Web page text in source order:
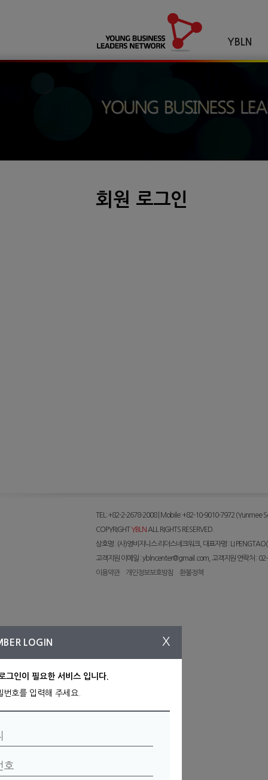
YBLN
회원 로그인
TEL: +82-2-2678-2008 | Mobile: +82-10-9010-7972 (Yunmee
COPYRIGHTYBLN ALL RIGHTS RESERVED.
상호명 : (사)영비지니스 리더스네크워크, 대표자명 : LI
고객지원 이메일 : yblncenter@gmail.com, 고객지원 연락처 :
이용약관
개인정보보호방침 환불정책
LOGIN X
그인이 필요한 서비스 입니다.
번호를 입력해 주세요.
디